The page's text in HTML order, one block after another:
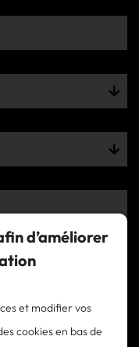
d’améliorer
et modifier vos
cookies en bas de